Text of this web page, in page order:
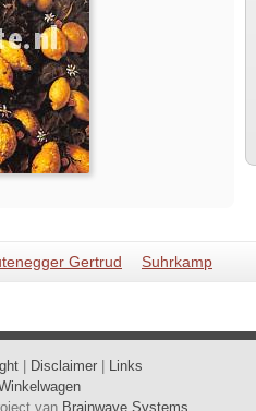
Gertrud Suhrkamp
Disclaimer
Links
van Brainwave Systems